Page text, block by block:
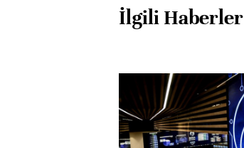
İlgili Haberler